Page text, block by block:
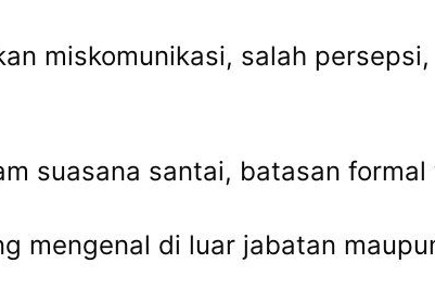
miskomunikasi, salah
suasana santai, batasan
mengenal di luar jabatan